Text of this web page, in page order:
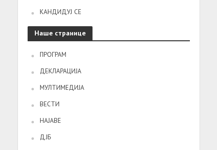
КАНДИДУЈ СЕ
Наше странице
ПРОГРАМ
ДЕКЛАРАЦИЈА
МУЛТИМЕДИЈА
ВЕСТИ
НАЈАВЕ
ДЈБ